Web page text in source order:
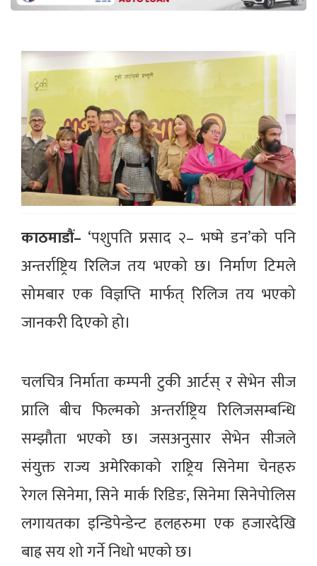
काठमाडौं– ‘पशुपति प्रसाद २– भष्मे डन’को पनि
अन्तर्राष्ट्रिय रिलिज तय भएको छ। निर्माण टिमले
सोमबार एक विज्ञप्ति मार्फत् रिलिज तय भएको
जानकरी दिएको हो।
चलचित्र निर्माता कम्पनी टुकी आर्टस् र सेभेन सीज
प्रालि बीच फिल्मको अन्तर्राष्ट्रिय रिलिजसम्बन्धि
सम्झौता भएको छ। जसअनुसार सेभेन सीजले
संयुक्त राज्य अमेरिकाको राष्ट्रिय सिनेमा चेनहरु
रेगल सिनेमा, सिने मार्क रिडिङ, सिनेमा सिनेपोलिस
लगायतका इन्डिपेन्डेन्ट हलहरुमा एक हजारदेखि
बाह्र सय शो गर्ने निधो भएको छ।